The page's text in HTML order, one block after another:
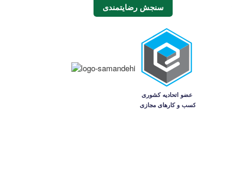
سنجش رضایتمندی